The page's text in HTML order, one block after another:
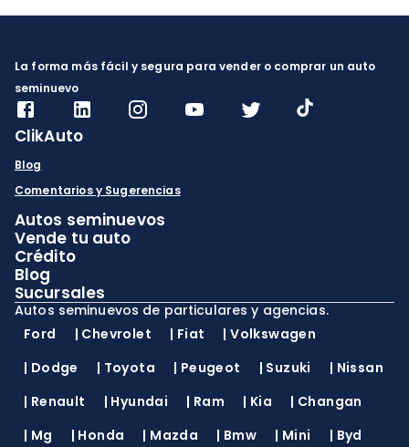
La forma más fácil y segura para vender o comprar un auto
seminuevo
ClikAuto
Blog
Comentarios y Sugerencias
Autos seminuevos
Vende tu auto
Crédito
Blog
Sucursales
Autos seminuevos de particulares y agencias.
Ford
| Chevrolet | Fiat |Volkswagen
| Dodge | Toyota | Peugeot | Suzuki | Nissan
| Renault | Hyundai | Ram | Kia | Changan
| Mg | Honda | Mazda | Bmw | Mini | Byd